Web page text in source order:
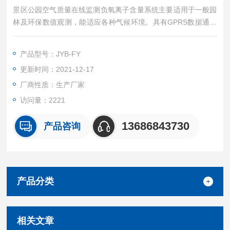
景区公园空气质量在线监测负氧离子含量系统主要适用于一般园
林及环保数值观测，能适应各种气候环境。具有GPRS数据通信
功能，可在任何一台具有互联网功能的电脑上对设备进行操作，
的反映负离子变化情况与配合使用的LED显示屏组成负氧离子连
续监测实时发布系统，主要适用于一般园林及环保数值观测，能
适应各种气候环境
产品型号：JYB-FY
更新时间：2021-12-17
厂商性质：生产厂家
访问量：2221
产品咨询 13686843730
产品分类
相关文章